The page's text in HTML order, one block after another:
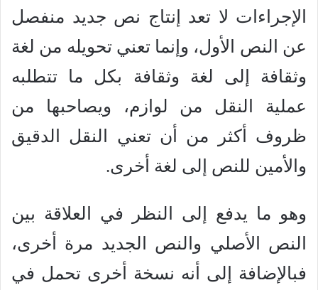
الإجراءات لا تعد إنتاج نص جديد منفصل
عن النص الأول، وإنما تعني تحويله من لغة
وثقافة إلى لغة وثقافة بكل ما تتطلبه
عملية النقل من لوازم، ويصاحبها من
ظروف أكثر من أن تعني النقل الدقيق
والأمين للنص إلى لغة أخرى.
وهو ما يدفع إلى النظر في العلاقة بين
النص الأصلي والنص الجديد مرة أخرى،
فبالإضافة إلى أنه نسخة أخرى تحمل في